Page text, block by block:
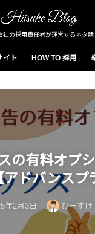
社の採用責任者が運営するネタ話
イト HOW TO 採用
の有料オプ
アドバンスプ
年2月3日 ひーすけ